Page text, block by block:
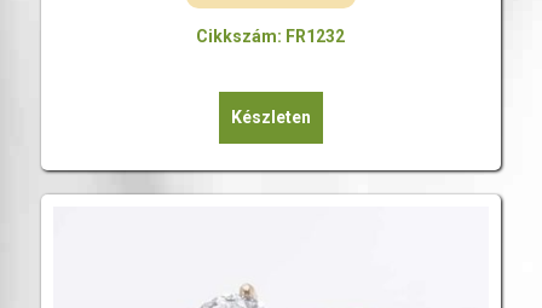
Cikkszám: FR1232
Készleten